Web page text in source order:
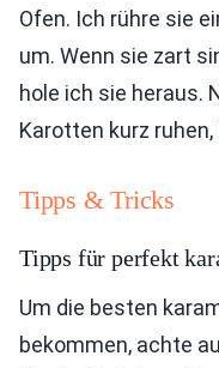
Ofen. Ich rühre sie
um. Wenn sie zart
hole ich sie heraus.
Karotten kurz
Tipps & Tricks
Tipps für perfekt
Um die besten
bekommen, achte